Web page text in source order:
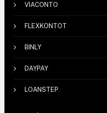
VIACONTO
FLEXKONTOT
BINLY
DAYPAY
LOANSTEP